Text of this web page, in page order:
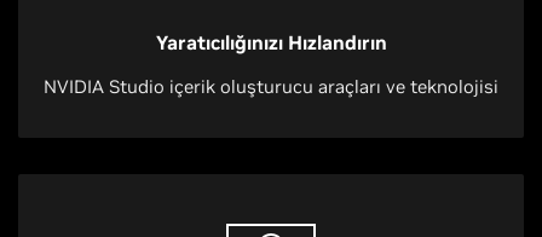
Yaratıcılığınızı Hızlandırın
NVIDIA Studio içerik oluşturucu araçları ve teknolojisi